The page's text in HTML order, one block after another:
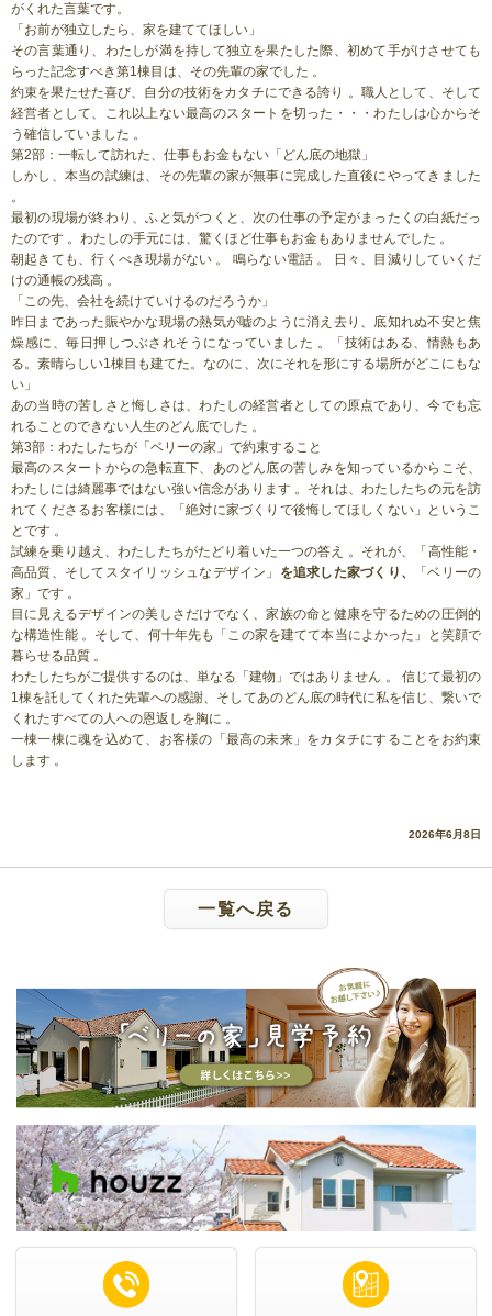
がくれた言葉です。
「お前が独立したら、家を建ててほしい」
その言葉通り、わたしが満を持して独立を果たした際、初めて手がけさせても
らった記念すべき第1棟目は、その先輩の家でした 。
約束を果たせた喜び、自分の技術をカタチにできる誇り 。職人として、そして
経営者として、これ以上ない最高のスタートを切った・・・わたしは心からそ
う確信していました 。
第2部：一転して訪れた、仕事もお金もない「どん底の地獄」
しかし、本当の試練は、その先輩の家が無事に完成した直後にやってきました
。
最初の現場が終わり、ふと気がつくと、次の仕事の予定がまったくの白紙だっ
たのです 。わたしの手元には、驚くほど仕事もお金もありませんでした 。
朝起きても、行くべき現場がない 。 鳴らない電話 。 日々、目減りしていくだ
けの通帳の残高 。
「この先、会社を続けていけるのだろうか」
昨日まであった賑やかな現場の熱気が嘘のように消え去り、底知れぬ不安と焦
燥感に、毎日押しつぶされそうになっていました 。「技術はある、情熱もあ
る。素晴らしい1棟目も建てた。なのに、次にそれを形にする場所がどこにもな
い」
あの当時の苦しさと悔しさは、わたしの経営者としての原点であり、今でも忘
れることのできない人生のどん底でした 。
第3部：わたしたちが「ベリーの家」で約束すること
最高のスタートからの急転直下、あのどん底の苦しみを知っているからこそ、
わたしには綺麗事ではない強い信念があります 。それは、わたしたちの元を訪
れてくださるお客様には、「絶対に家づくりで後悔してほしくない」というこ
とです 。
試練を乗り越え、わたしたちがたどり着いた一つの答え 。それが、「高性能・
高品質、そしてスタイリッシュなデザイン」 を追求した家づくり、
「ベリーの
家」です 。
目に見えるデザインの美しさだけでなく、家族の命と健康を守るための圧倒的
な構造性能 。そして、何十年先も「この家を建てて本当によかった」と笑顔で
暮らせる品質 。
わたしたちがご提供するのは、単なる「建物」ではありません 。 信じて最初の
1棟を託してくれた先輩への感謝、そしてあのどん底の時代に私を信じ、繋いで
くれたすべての人への恩返しを胸に 。
一棟一棟に魂を込めて、お客様の「最高の未来」をカタチにすることをお約束
します 。
2026年6月8日
一覧へ戻る